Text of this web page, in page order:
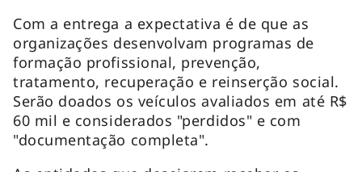
Com a entrega a expectativa é de que as
organizações desenvolvam programas de
formação profissional, prevenção,
tratamento, recuperação e reinserção social.
Serão doados os veículos avaliados em até R$
60 mil e considerados "perdidos" e com
"documentação completa".